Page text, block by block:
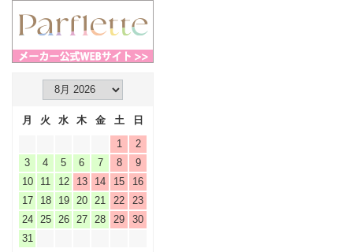
月 火 水 木 金 土
日
1
2
3
4 5 6 7 8
9
10
11 12 13 14 15
16
17
18 19 20 21 22
23
24
25 26 27 28 29
30
31